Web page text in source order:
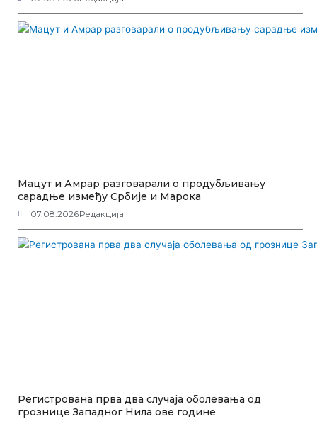
Мацут и Амрар разговарали о продубљивању
сарадње између Србије и Марока
07.08.2026Редакција
Регистрована прва два случаја оболевања од
грознице Западног Нила ове године